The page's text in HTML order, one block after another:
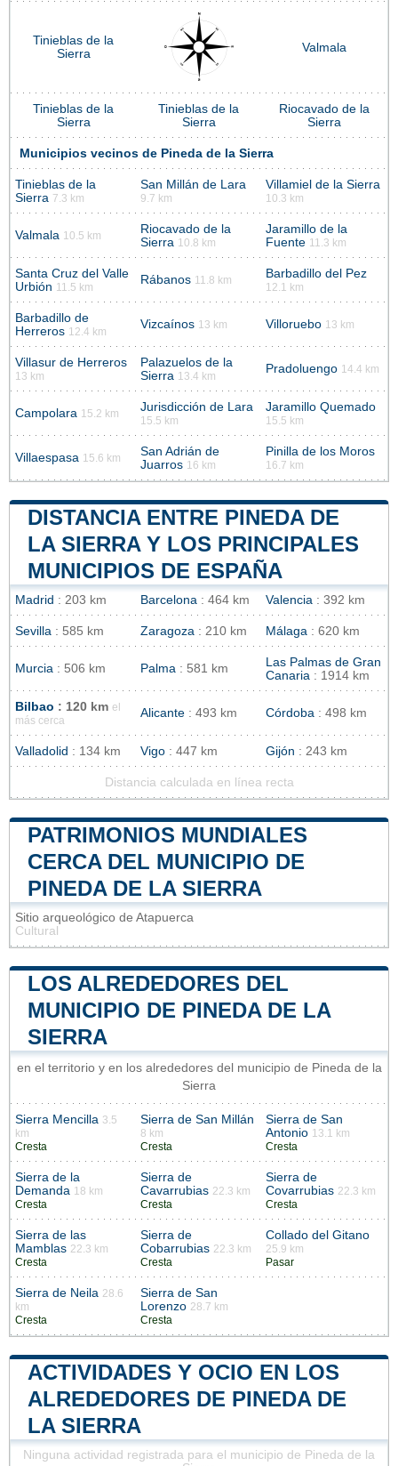
Tinieblas de la
Sierra
Valmala
Tinieblas de la
Sierra
Tinieblas de la
Sierra
Riocavado de la
Sierra
Municipios vecinos de Pineda de la Sierra
Tinieblas de la
Sierra 7.3 km
San Millán de Lara
9.7 km
Villamiel de la Sierra
10.3 km
Valmala 10.5 km
Riocavado de la
Sierra 10.8 km
Jaramillo de la
Fuente 11.3 km
Santa Cruz del Valle
Urbión 11.5 km
Rábanos 11.8 km Barbadillo del Pez
12.1 km
Barbadillo de
Herreros 12.4 km
Vizcaínos 13 km Villoruebo 13 km
Villasur de Herreros
13 km
Palazuelos de la
Sierra 13.4 km
Pradoluengo 14.4 km
Campolara 15.2 km Jurisdicción de Lara
15.5 km
Jaramillo Quemado
15.5 km
Villaespasa 15.6 km
San Adrián de
Juarros 16 km
Pinilla de los Moros
16.7 km
DISTANCIA ENTRE PINEDA DE
LA SIERRA Y LOS PRINCIPALES
MUNICIPIOS DE ESPAÑA
Madrid : 203 km Barcelona : 464 km Valencia : 392 km
Sevilla : 585 km Zaragoza : 210 km Málaga : 620 km
Murcia : 506 km Palma : 581 km
Las Palmas de Gran
Canaria : 1914 km
Bilbao : 120 km el
más cerca
Alicante : 493 km Córdoba : 498 km
Valladolid : 134 km Vigo : 447 km Gijón : 243 km
Distancia calculada en línea recta
PATRIMONIOS MUNDIALES
CERCA DEL MUNICIPIO DE
PINEDA DE LA SIERRA
Sitio arqueológico de Atapuerca
Cultural
LOS ALREDEDORES DEL
MUNICIPIO DE PINEDA DE LA
SIERRA
en el territorio y en los alrededores del municipio de Pineda de la
Sierra
Sierra Mencilla 3.5
km
Cresta
Sierra de San Millán
8 km
Cresta
Sierra de San
Antonio 13.1 km
Cresta
Sierra de la
Demanda 18 km
Cresta
Sierra de
Cavarrubias 22.3 km
Cresta
Sierra de
Covarrubias 22.3 km
Cresta
Sierra de las
Mamblas 22.3 km
Cresta
Sierra de
Cobarrubias 22.3 km
Cresta
Collado del Gitano
25.9 km
Pasar
Sierra de Neila 28.6
km
Cresta
Sierra de San
Lorenzo 28.7 km
Cresta
ACTIVIDADES Y OCIO EN LOS
ALREDEDORES DE PINEDA DE
LA SIERRA
Ninguna actividad registrada para el municipio de Pineda de la